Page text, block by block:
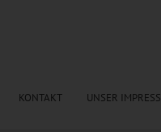
KONTAKT UNSER